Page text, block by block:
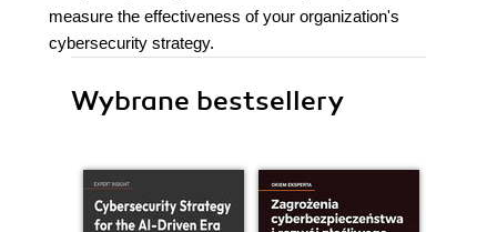
measure the effectiveness of your organization's
cybersecurity strategy.
Wybrane bestsellery